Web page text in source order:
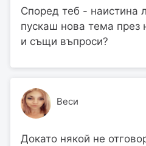
Според теб - наистина
пускаш нова тема през
и същи въпроси?
Веси
Докато някой не